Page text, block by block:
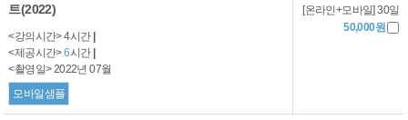
트(2022)
<강의시간> 4시간
<제공시간>6시간
<촬영일> 2022년 07월
모바일샘플
[온라인+모바일] 30일
50,000원